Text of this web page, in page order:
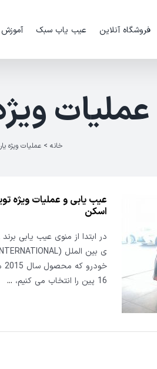
فروشگاه آنلاین عیب یاب سبک آموزش
عملیات
خانه >عملیات ویژه
اسکن
16 پین را انتخاب می کنیم،
...